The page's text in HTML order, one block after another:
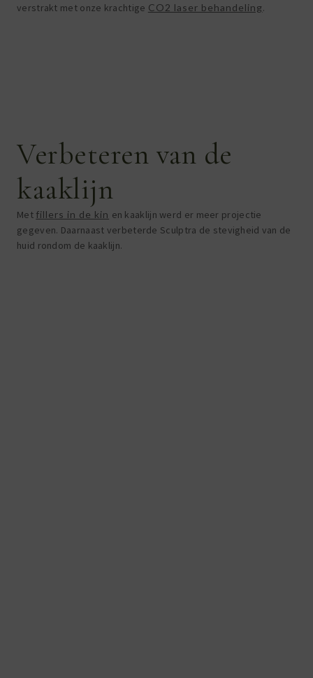
verstrakt met onze krachtige CO2 laser behandeling.
Verbeteren van de
kaaklijn
Met fillers in de kin en kaaklijn werd er meer projectie
gegeven. Daarnaast verbeterde Sculptra de stevigheid van de
huid rondom de kaaklijn.